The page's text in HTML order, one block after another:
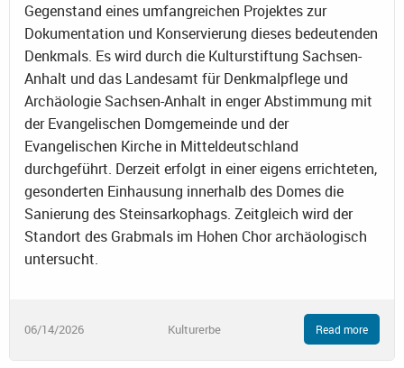
Gegenstand eines umfangreichen Projektes zur
Dokumentation und Konservierung dieses bedeutenden
Denkmals. Es wird durch die Kulturstiftung Sachsen-
Anhalt und das Landesamt für Denkmalpflege und
Archäologie Sachsen-Anhalt in enger Abstimmung mit
der Evangelischen Domgemeinde und der
Evangelischen Kirche in Mitteldeutschland
durchgeführt. Derzeit erfolgt in einer eigens errichteten,
gesonderten Einhausung innerhalb des Domes die
Sanierung des Steinsarkophags. Zeitgleich wird der
Standort des Grabmals im Hohen Chor archäologisch
untersucht.
06/14/2026 Kulturerbe Read more